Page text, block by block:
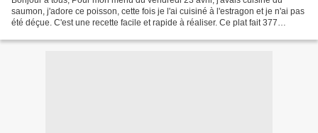
saumon, j'adore ce poisson, cette fois je l'ai cuisiné à l'estragon et je n'ai pas
été déçue. C'est une recette facile et rapide à réaliser. Ce plat fait 377